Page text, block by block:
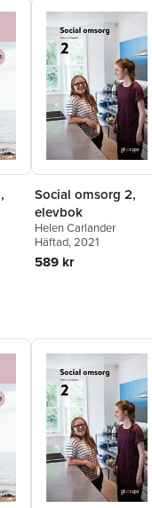
Social omsorg 2,
elevbok
Helen Carlander
Häftad, 2021
589 kr